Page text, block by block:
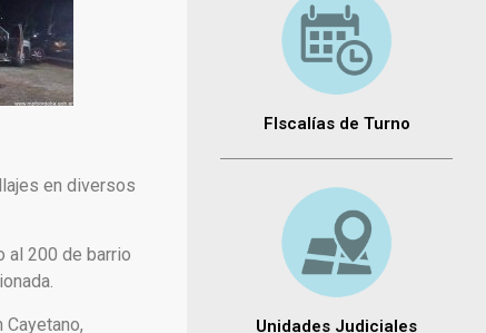
en diversos
al 200 de barrio
FIscalías de Turno
Unidades Judiciales